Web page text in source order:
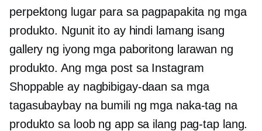
perpektong lugar para sa pagpapakita ng mga
produkto. Ngunit ito ay hindi lamang isang
gallery ng iyong mga paboritong larawan ng
produkto. Ang mga post sa Instagram
Shoppable ay nagbibigay-daan sa mga
tagasubaybay na bumili ng mga naka-tag na
produkto sa loob ng app sa ilang pag-tap lang.